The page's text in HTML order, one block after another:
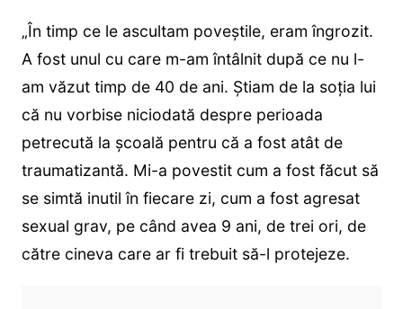
„În timp ce le ascultam poveștile, eram îngrozit.
A fost unul cu care m-am întâlnit după ce nu l-
am văzut timp de 40 de ani. Știam de la soția lui
că nu vorbise niciodată despre perioada
petrecută la școală pentru că a fost atât de
traumatizantă. Mi-a povestit cum a fost făcut să
se simtă inutil în fiecare zi, cum a fost agresat
sexual grav, pe când avea 9 ani, de trei ori, de
către cineva care ar fi trebuit să-l protejeze.